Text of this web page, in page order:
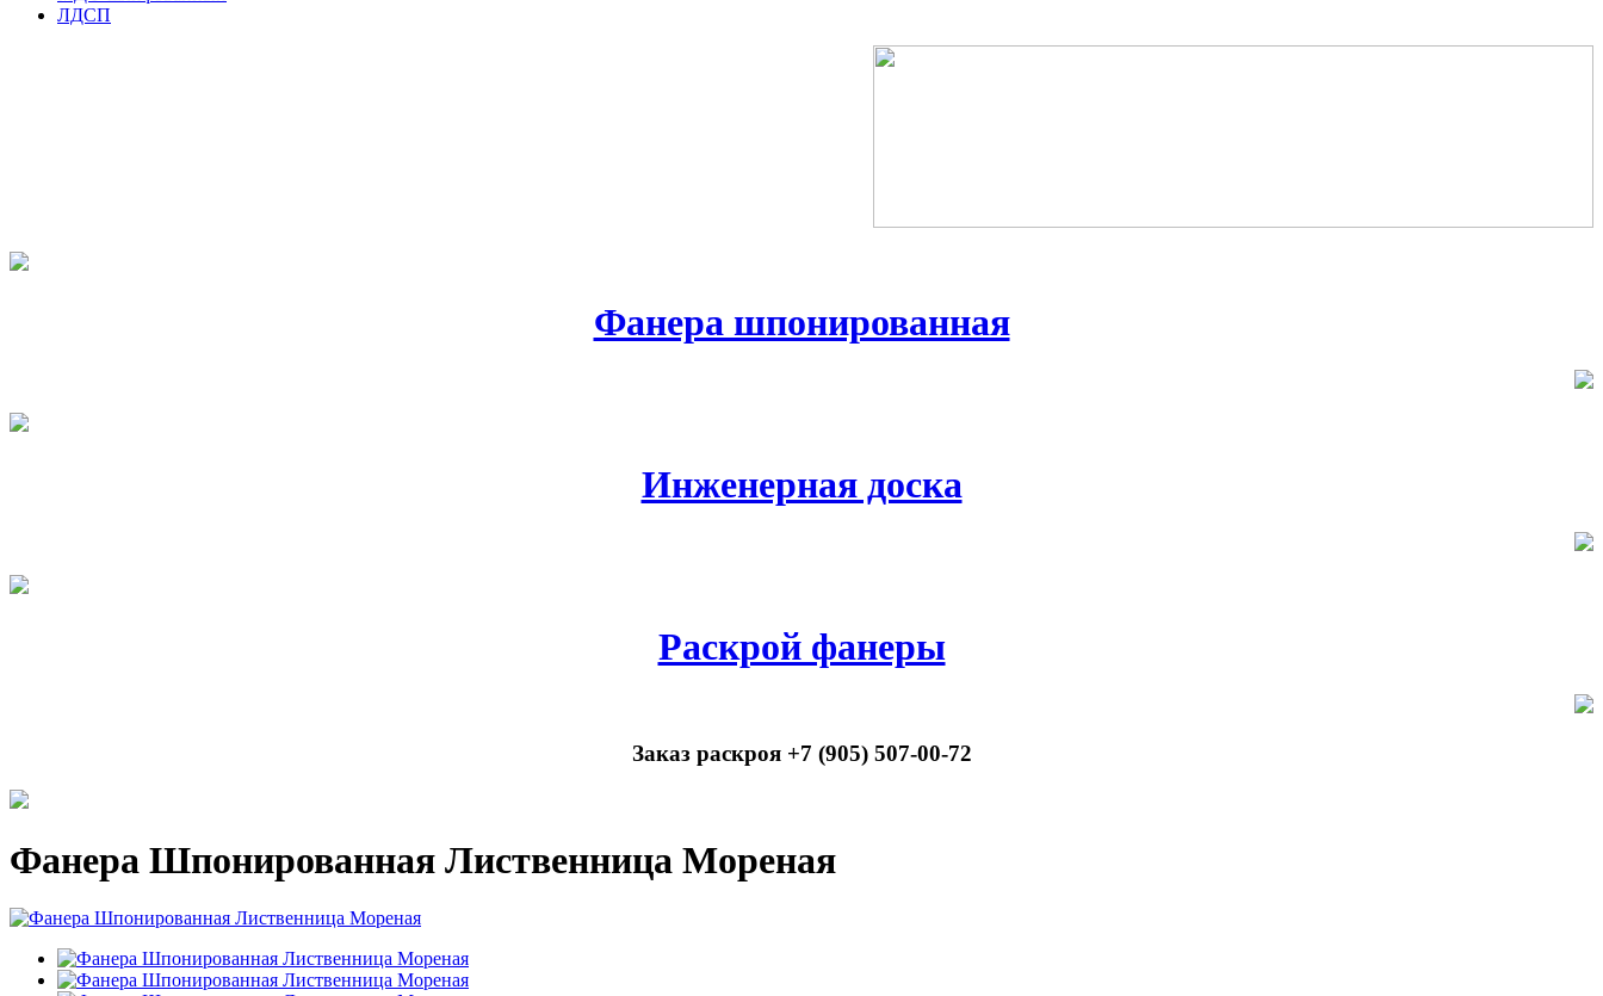
ЛДСП
Фанера шпонированная
Инженерная доска
Раскрой фанеры
Заказ раскроя +7 (905) 507-00-72
Фанера Шпонированная Лиственница Мореная